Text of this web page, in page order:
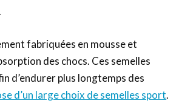
fabriquées en mousse et
des chocs. Ces semelles
d’endurer plus longtemps des
d’un large choix de semelles sport.